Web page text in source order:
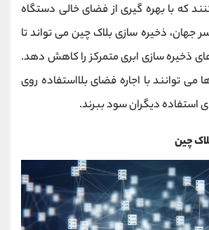
که با بهره گیری از فضای خالی دستگاه
جهان، ذخیره سازی بلاک چین می تواند تا
های ذخیره سازی ابری متمرکز را کاهش دهد.
می توانند با اجاره فضای بلااستفاده روی
استفاده دیگران سود ببرند.
چین